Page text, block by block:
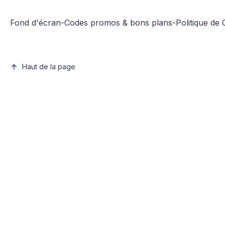
Fond d'écran-Codes promos & bons plans-Politique de
Haut de la page